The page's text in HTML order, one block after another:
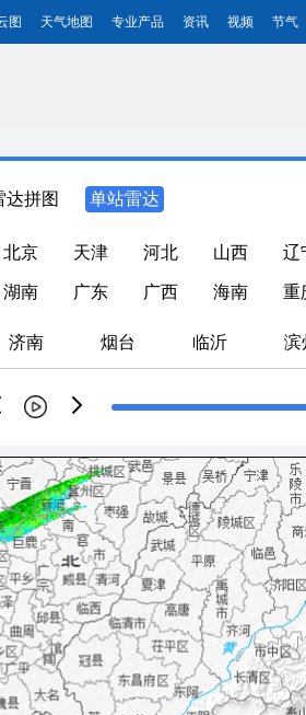
图 天气地图 专业产品 资讯 视频 节气
达拼图 单站雷达
北京 天津 河北 山西 辽
湖南 广东 广西 海南 重
济南 烟台 临沂 滨